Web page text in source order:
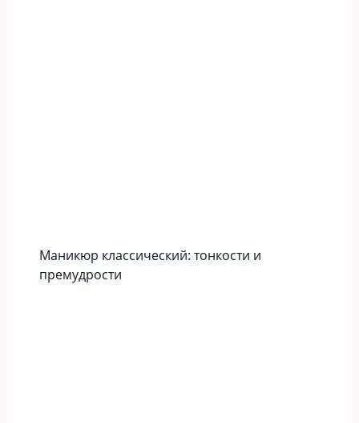
Маникюр классический: тонкости и
премудрости